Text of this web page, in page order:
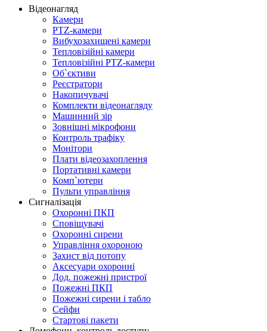
Відеонагляд
Камери
PTZ-камери
Вибухозахищені камери
Тепловізійні камери
Тепловізійні PTZ-камери
Об`єктиви
Реєстратори
Накопичувачі
Комплекти відеонагляду
Машинний зір
Зовнішні мікрофони
Контроль трафіку
Монітори
Плати відеозахоплення
Портативні камери
Комп`ютери
Пульти управління
Сигналізація
Охоронні ПКП
Сповіщувачі
Охоронні сирени
Управління охороною
Захист від потопу
Аксесуари охоронні
Дод. пожежні пристрої
Пожежні ПКП
Пожежні сирени і табло
Сейфи
Стартові пакети